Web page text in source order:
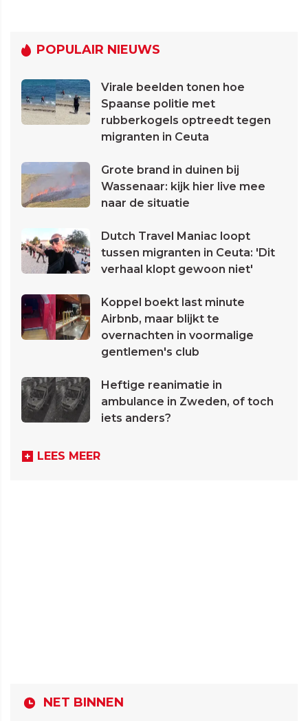
POPULAIR NIEUWS
Virale beelden tonen hoe
Spaanse politie met
rubberkogels optreedt tegen
migranten in Ceuta
Grote brand in duinen bij
Wassenaar: kijk hier live mee
naar de situatie
Dutch Travel Maniac loopt
tussen migranten in Ceuta: 'Dit
verhaal klopt gewoon niet'
Koppel boekt last minute
Airbnb, maar blijkt te
overnachten in voormalige
gentlemen's club
Heftige reanimatie in
ambulance in Zweden, of toch
iets anders?
LEES MEER
NET BINNEN